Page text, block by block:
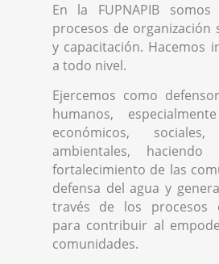
En la FUPNAPIB
procesos de organización
y capacitación. Hacemos
a todo nivel.
Ejercemos como
humanos,
económicos,
ambientales,
fortalecimiento de las
defensa del agua y
través de los procesos
para contribuir al
comunidades.